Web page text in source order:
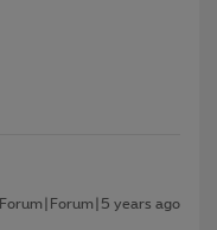
Forum|Forum|5 years ago